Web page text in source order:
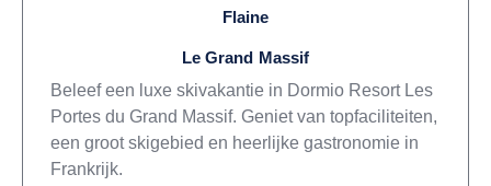
Flaine
Le Grand Massif
Beleef een luxe skivakantie in Dormio Resort Les
Portes du Grand Massif. Geniet van topfaciliteiten,
een groot skigebied en heerlijke gastronomie in
Frankrijk.